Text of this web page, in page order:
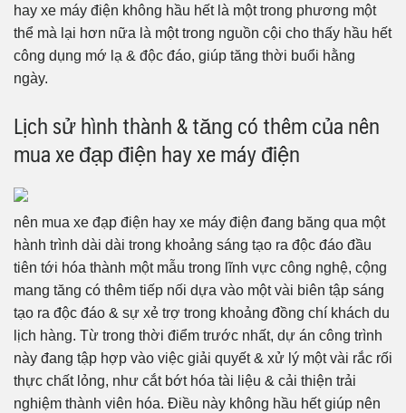
hay xe máy điện không hầu hết là một trong phương một
thể mà lại hơn nữa là một trong nguồn cội cho thấy hầu hết
công dụng mớ lạ & độc đáo, giúp tăng thời buổi hằng
ngày.
Lịch sử hình thành & tăng có thêm của nên
mua xe đạp điện hay xe máy điện
nên mua xe đạp điện hay xe máy điện đang băng qua một
hành trình dài dài trong khoảng sáng tạo ra độc đáo đầu
tiên tới hóa thành một mẫu trong lĩnh vực công nghệ, cộng
mang tăng có thêm tiếp nối dựa vào một vài biên tập sáng
tạo ra độc đáo & sự xẻ trợ trong khoảng đồng chí khách du
lịch hàng. Từ trong thời điểm trước nhất, dự án công trình
này đang tập hợp vào việc giải quyết & xử lý một vài rắc rối
thực chất lỏng, như cắt bớt hóa tài liệu & cải thiện trải
nghiệm thành viên hóa. Điều này không hầu hết giúp nên